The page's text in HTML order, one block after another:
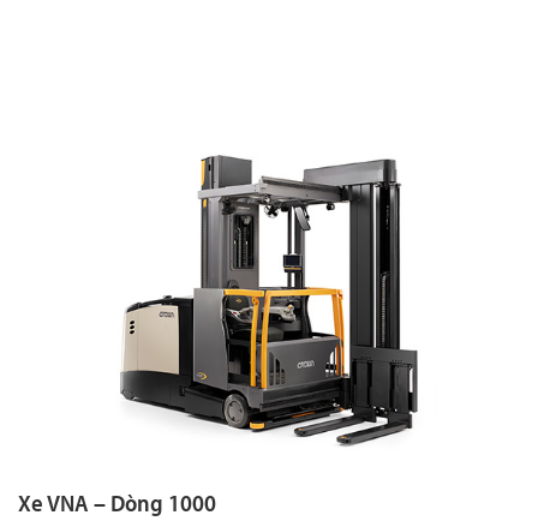
Xe VNA – Dòng 1000